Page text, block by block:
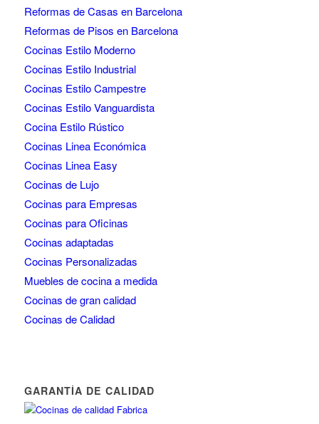
Reformas de Casas en Barcelona
Reformas de Pisos en Barcelona
Cocinas Estilo Moderno
Cocinas Estilo Industrial
Cocinas Estilo Campestre
Cocinas Estilo Vanguardista
Cocina Estilo Rústico
Cocinas Linea Económica
Cocinas Linea Easy
Cocinas de Lujo
Cocinas para Empresas
Cocinas para Oficinas
Cocinas adaptadas
Cocinas Personalizadas
Muebles de cocina a medida
Cocinas de gran calidad
Cocinas de Calidad
GARANTÍA DE CALIDAD